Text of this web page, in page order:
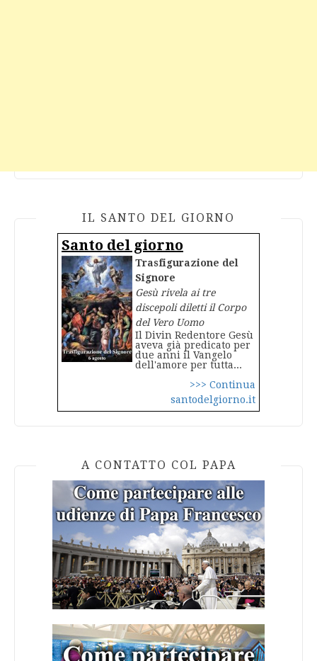
IL SANTO DEL GIORNO
Santo del giorno
Trasfigurazione del
Signore
Gesù rivela ai tre
discepoli diletti il Corpo
del Vero Uomo
Il Divin Redentore Gesù
aveva già predicato per
due anni il Vangelo
dell'amore per tutta...
>>> Continua
santodelgiorno.it
A CONTATTO COL PAPA